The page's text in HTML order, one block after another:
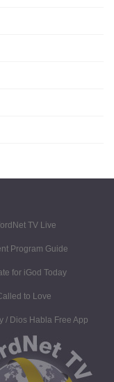
TV Live
Program Guide
for iGod Today
to Love
/ Dios Habla Free App